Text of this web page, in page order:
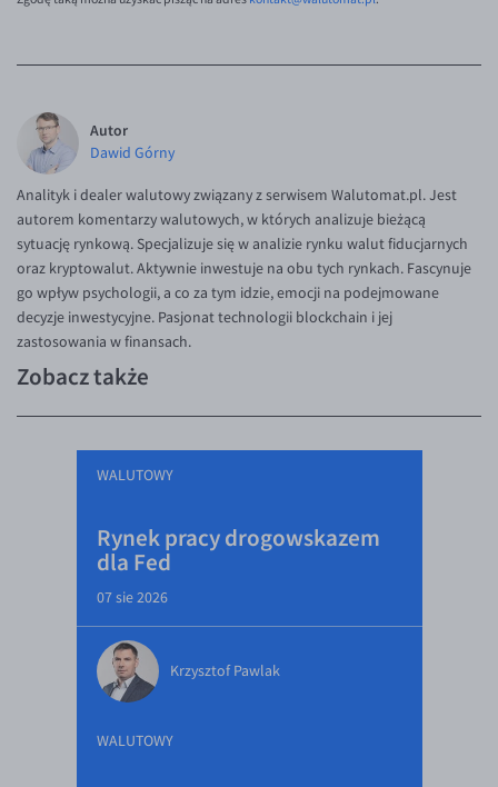
Autor
Dawid Górny
Analityk i dealer walutowy związany z serwisem Walutomat.pl. Jest
autorem komentarzy walutowych, w których analizuje bieżącą
sytuację rynkową. Specjalizuje się w analizie rynku walut fiducjarnych
oraz kryptowalut. Aktywnie inwestuje na obu tych rynkach. Fascynuje
go wpływ psychologii, a co za tym idzie, emocji na podejmowane
decyzje inwestycyjne. Pasjonat technologii blockchain i jej
zastosowania w finansach.
Zobacz także
WALUTOWY
Rynek pracy drogowskazem
dla Fed
07 sie 2026
Krzysztof Pawlak
WALUTOWY